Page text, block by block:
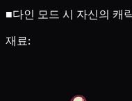
■다인 모드 시 자신의 캐
재료: